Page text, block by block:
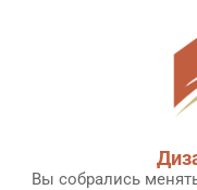
Вы собрались